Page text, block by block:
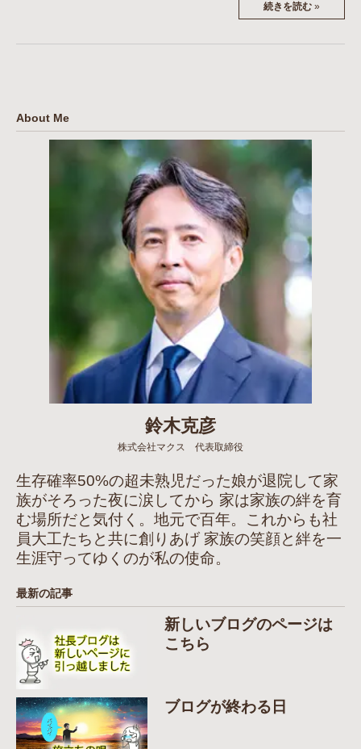
続きを読む »
About Me
鈴木克彦
株式会社マクス 代表取締役
生存確率50%の超未熟児だった娘が退院して家
族がそろった夜に涙してから 家は家族の絆を育
む場所だと気付く。地元で百年。これからも社
員大工たちと共に創りあげ 家族の笑顔と絆を一
生涯守ってゆくのが私の使命。
最新の記事
新しいブログのページは
こちら
ブログが終わる日